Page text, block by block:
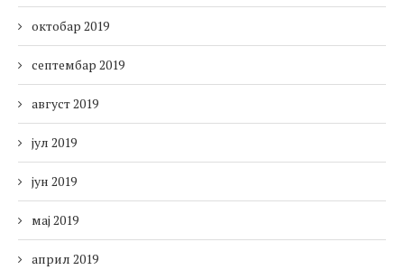
октобар 2019
септембар 2019
август 2019
јул 2019
јун 2019
мај 2019
април 2019